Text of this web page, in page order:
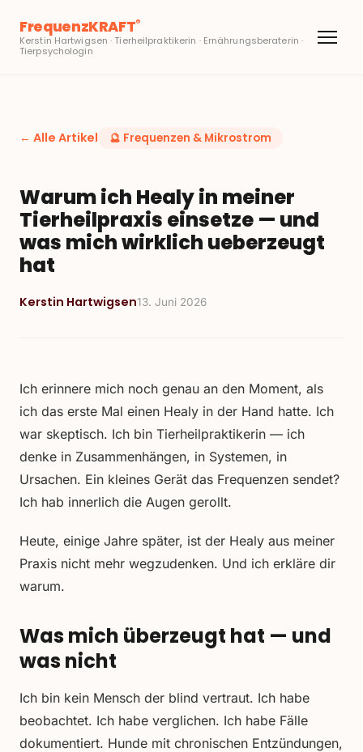
FrequenzKRAFT®
Kerstin Hartwigsen · Tierheilpraktikerin · Ernährungsberaterin ·
Tierpsychologin
← Alle Artikel 🔮 Frequenzen & Mikrostrom
Warum ich Healy in meiner
Tierheilpraxis einsetze — und
was mich wirklich ueberzeugt
hat
Kerstin Hartwigsen13. Juni 2026
Ich erinnere mich noch genau an den Moment, als
ich das erste Mal einen Healy in der Hand hatte. Ich
war skeptisch. Ich bin Tierheilpraktikerin — ich
denke in Zusammenhängen, in Systemen, in
Ursachen. Ein kleines Gerät das Frequenzen sendet?
Ich hab innerlich die Augen gerollt.
Heute, einige Jahre später, ist der Healy aus meiner
Praxis nicht mehr wegzudenken. Und ich erkläre dir
warum.
Was mich überzeugt hat — und
was nicht
Ich bin kein Mensch der blind vertraut. Ich habe
beobachtet. Ich habe verglichen. Ich habe Fälle
dokumentiert. Hunde mit chronischen Entzündungen,